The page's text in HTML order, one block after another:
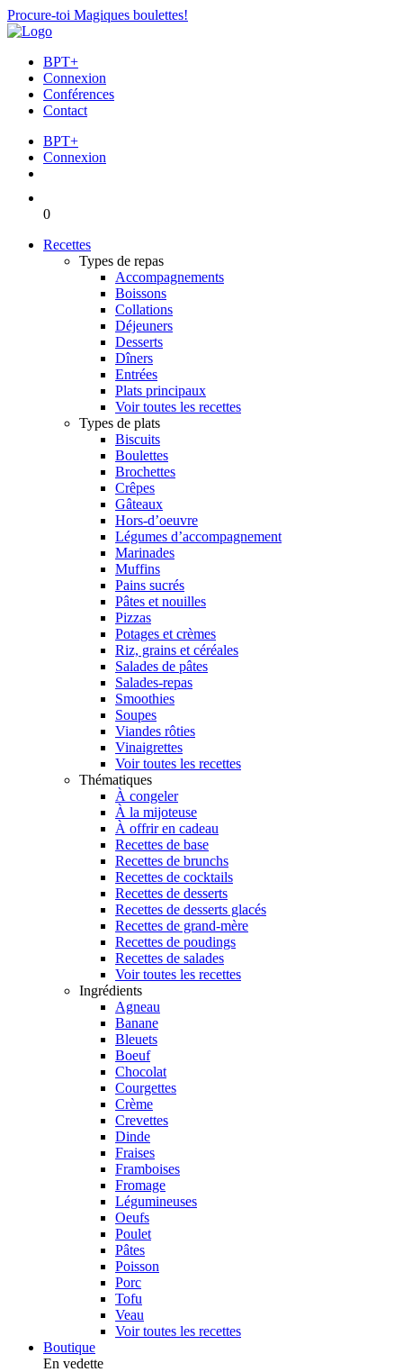
Procure-toi Magiques boulettes!
BPT+
Connexion
Conférences
Contact
BPT+
Connexion
0
Recettes
Types de repas
Accompagnements
Boissons
Collations
Déjeuners
Desserts
Dîners
Entrées
Plats principaux
Voir toutes les recettes
Types de plats
Biscuits
Boulettes
Brochettes
Crêpes
Gâteaux
Hors-d’oeuvre
Légumes d’accompagnement
Marinades
Muffins
Pains sucrés
Pâtes et nouilles
Pizzas
Potages et crèmes
Riz, grains et céréales
Salades de pâtes
Salades-repas
Smoothies
Soupes
Viandes rôties
Vinaigrettes
Voir toutes les recettes
Thématiques
À congeler
À la mijoteuse
À offrir en cadeau
Recettes de base
Recettes de brunchs
Recettes de cocktails
Recettes de desserts
Recettes de desserts glacés
Recettes de grand-mère
Recettes de poudings
Recettes de salades
Voir toutes les recettes
Ingrédients
Agneau
Banane
Bleuets
Boeuf
Chocolat
Courgettes
Crème
Crevettes
Dinde
Fraises
Framboises
Fromage
Légumineuses
Oeufs
Poulet
Pâtes
Poisson
Porc
Tofu
Veau
Voir toutes les recettes
Boutique
En vedette